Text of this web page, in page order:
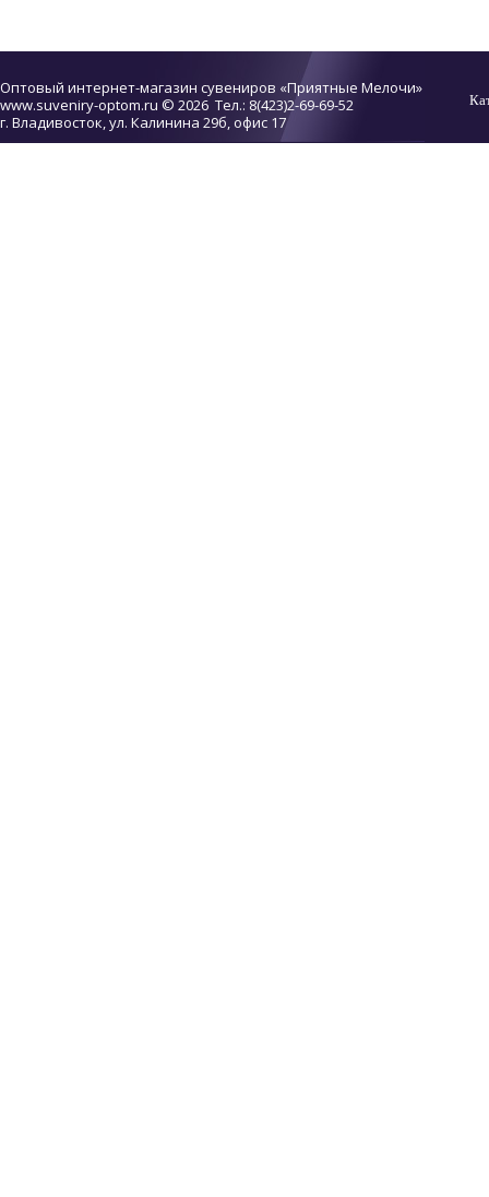
Оптовый интернет-магазин сувениров «Приятные Мелочи»
www.suveniry-optom.ru © 2026 Тел.: 8(423)2-69-69-52
г. Владивосток, ул. Калинина 29б, офис 17